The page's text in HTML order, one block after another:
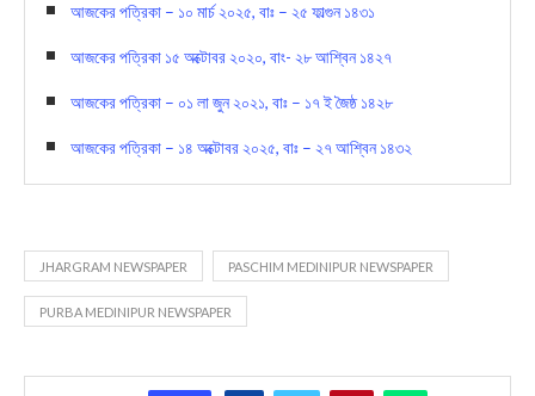
আজকের পত্রিকা – ১০ মার্চ ২০২৫, বাঃ – ২৫ ফাল্গুন ১৪৩১
আজকের পত্রিকা ১৫ অক্টোবর ২০২০, বাং- ২৮ আশ্বিন ১৪২৭
আজকের পত্রিকা – ০১ লা জুন ২০২১, বাঃ – ১৭ ই জৈষ্ঠ ১৪২৮
আজকের পত্রিকা – ১৪ অক্টোবর ২০২৫, বাঃ – ২৭ আশ্বিন ১৪৩২
JHARGRAM NEWSPAPER PASCHIM MEDINIPUR NEWSPAPER
PURBA MEDINIPUR NEWSPAPER